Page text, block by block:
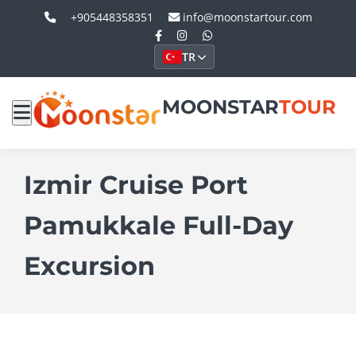
+905448358351 info@moonstartour.com
TR
MOONSTARTOUR
Izmir Cruise Port
Pamukkale Full-Day
Excursion